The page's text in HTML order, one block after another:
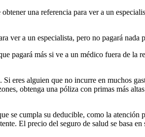
una referencia para ver a un
ver a un especialista, pero no pagará
pagará más si ve a un médico fuera de la
eres alguien que no incurre en muchos
obtenga una póliza con primas más
se cumpla su deducible, como la
El precio del seguro de salud se basa